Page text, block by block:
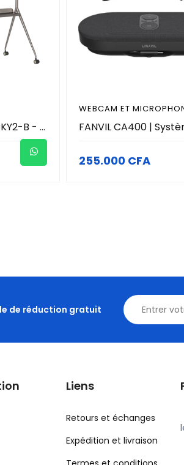
HIKVISION DS-D5ABKY2-B - Support pour écran interactif 86 et 98 pouces
WEBCAM ET
255.000 CFA
de réduction gratuit
Liens
Retours et échanges
Expédition et livraison